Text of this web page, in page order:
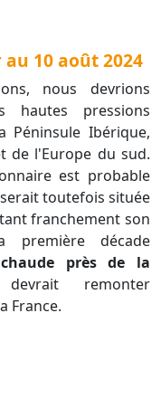
10 août 2024
hautes pressions
Péninsule Ibérique,
de l'Europe du sud.
est probable
toutefois située
franchement son
première décade
près de la
remonter
France.